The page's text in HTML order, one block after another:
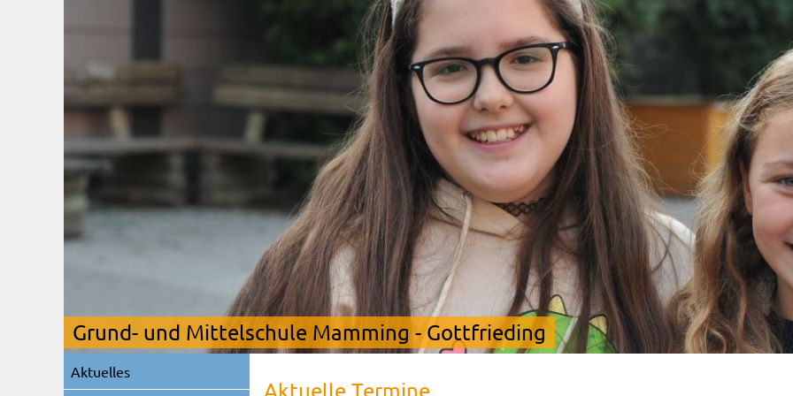
Grund- und Mittelschule Mamming - Gottfrieding
Aktuelle Termine
Navigation
überspringen
Aktuelles